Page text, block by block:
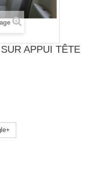
APPUI TÊTE